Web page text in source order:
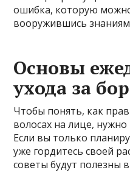
ошибка, которую
вооружившись
Основы
ухода за
Чтобы понять, как
волосах на лице,
Если вы только
уже гордитесь своей
советы будут полезны